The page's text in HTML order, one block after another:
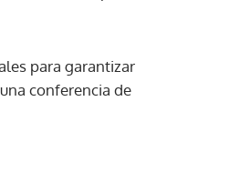
para garantizar
conferencia de